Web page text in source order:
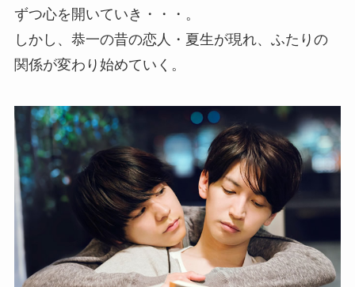
ずつ心を開いていき・・・。
しかし、恭一の昔の恋人・夏生が現れ、ふたりの
関係が変わり始めていく。